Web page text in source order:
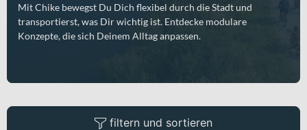
Mit Chike bewegst Du Dich flexibel durch die Stadt und
transportierst, was Dir wichtig ist. Entdecke modulare
Konzepte, die sich Deinem Alltag anpassen.
filtern und sortieren